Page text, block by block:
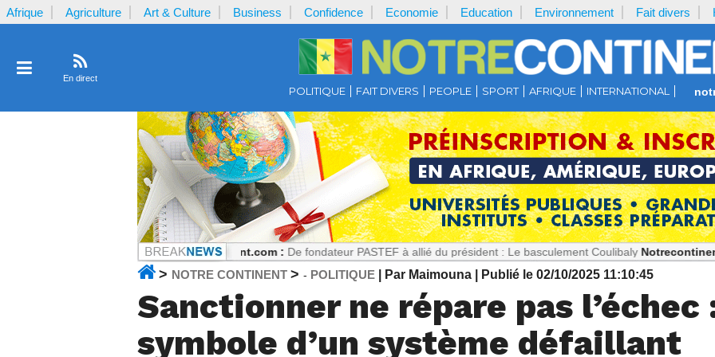
Afrique Agriculture Art & Culture Business Confidence Economie Education Environnement Fait divers
En direct
POLITIQUE FAIT DIVERS PEOPLE SPORT AFRIQUE INTERNATIONAL
Notrecontinent.com : De fondateur PASTEF à allié du président : Le basculement Coulibaly Notrecontinent.com :
> NOTRE CONTINENT > - POLITIQUE | Par Maimouna | Publié le 02/10/2025 11:10:45
Sanctionner ne répare pas l’échec :
symbole d’un système défaillant